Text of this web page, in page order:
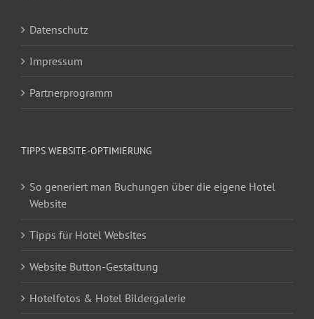
Datenschutz
Impressum
Partnerprogramm
TIPPS WEBSITE-OPTIMIERUNG
So generiert man Buchungen über die eigene Hotel
Website
Tipps für Hotel Websites
Website Button-Gestaltung
Hotelfotos & Hotel Bildergalerie